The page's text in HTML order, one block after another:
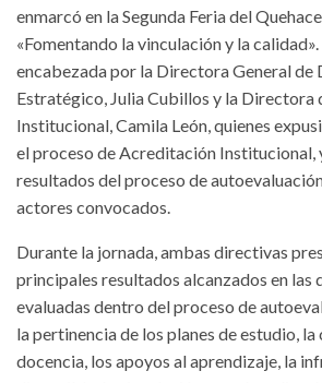
enmarcó en la Segunda Feria del
«Fomentando la vinculación y la
encabezada por la Directora General de
Estratégico, Julia Cubillos y la Directora
Institucional, Camila León, quienes
el proceso de Acreditación Institucional,
resultados del proceso de
actores convocados.
Durante la jornada, ambas directivas
principales resultados alcanzados en las
evaluadas dentro del proceso de
la pertinencia de los planes de estudio, la
docencia, los apoyos al aprendizaje, la